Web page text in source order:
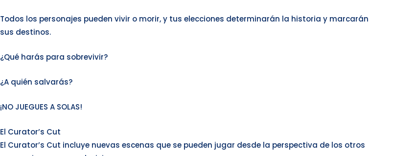
Todos los personajes pueden vivir o morir, y tus elecciones determinarán la historia y marcarán
sus destinos.
¿Qué harás para sobrevivir?
¿A quién salvarás?
¡NO JUEGUES A SOLAS!
El Curator’s Cut
El Curator’s Cut incluye nuevas escenas que se pueden jugar desde la perspectiva de los otros